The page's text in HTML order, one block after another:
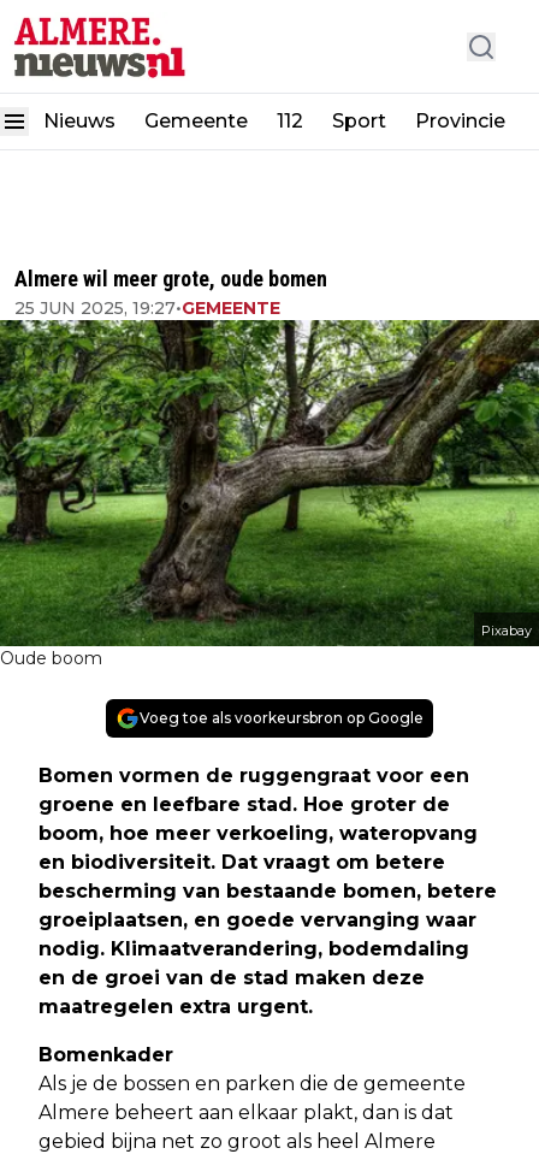
Nieuws Gemeente 112 Sport Provincie
Almere wil meer grote, oude bomen
25 JUN 2025, 19:27•GEMEENTE
Pixabay
Oude boom
Voeg toe als voorkeursbron op Google
Bomen vormen de ruggengraat voor een
groene en leefbare stad. Hoe groter de
boom, hoe meer verkoeling, wateropvang
en biodiversiteit. Dat vraagt om betere
bescherming van bestaande bomen, betere
groeiplaatsen, en goede vervanging waar
nodig. Klimaatverandering, bodemdaling
en de groei van de stad maken deze
maatregelen extra urgent.
Bomenkader
Als je de bossen en parken die de gemeente
Almere beheert aan elkaar plakt, dan is dat
gebied bijna net zo groot als heel Almere